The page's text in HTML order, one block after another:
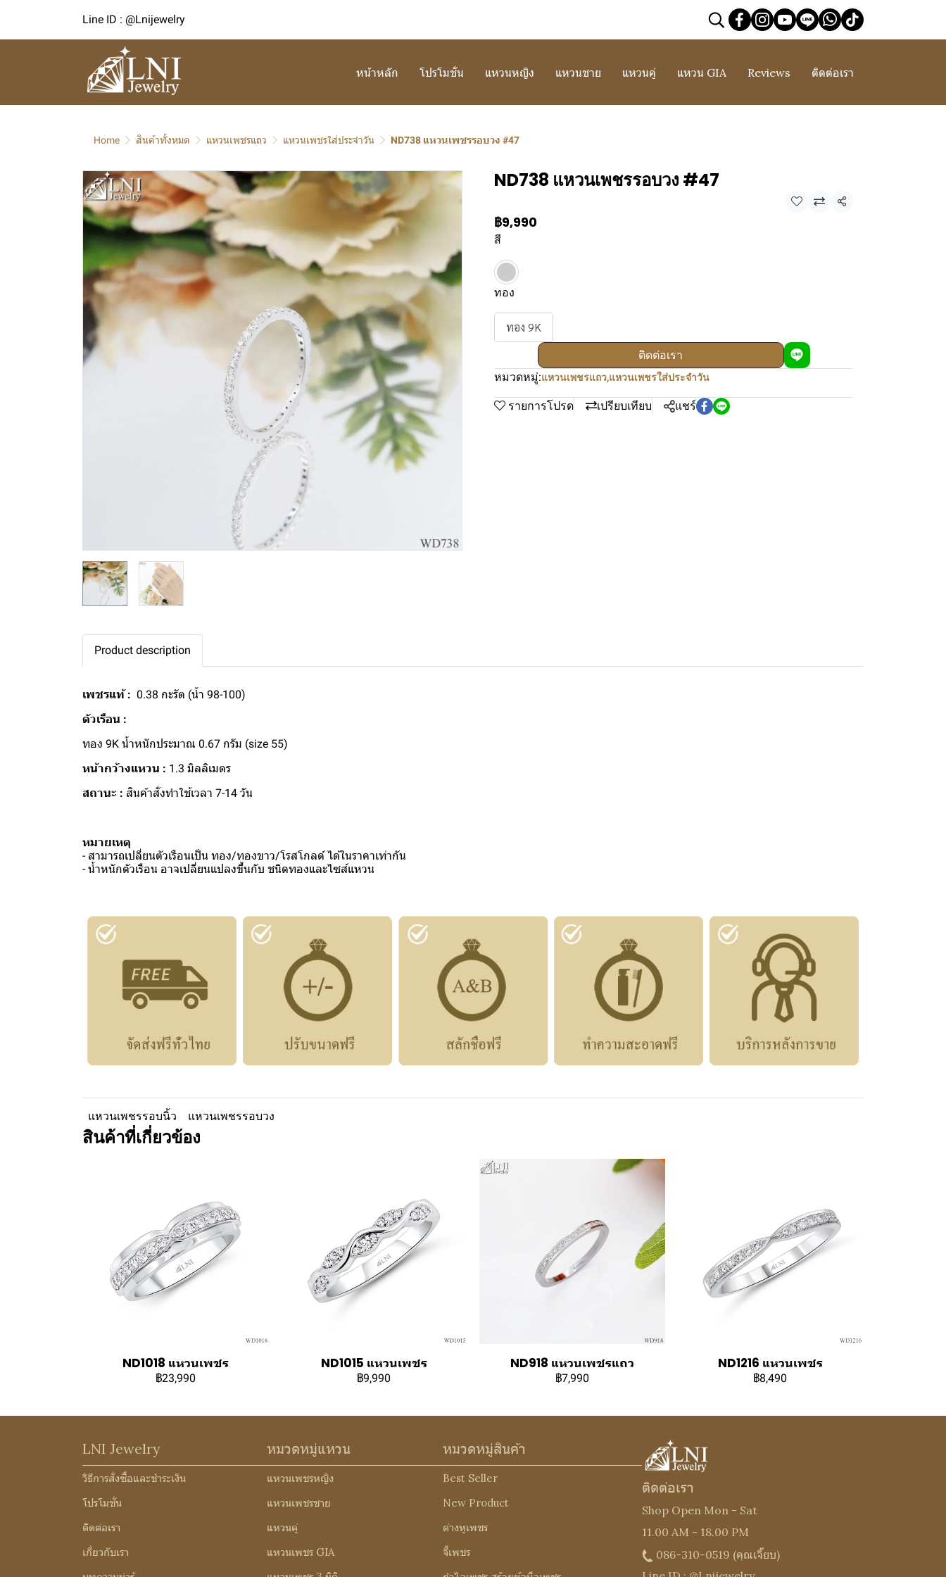
Line ID : @Lnijewelry
หน้าหลัก โปรโมชั่น แหวนหญิง แหวนชาย แหวนคู่ แหวน GIA Reviews ติดต่อเรา
Home สินค้าทั้งหมด แหวนเพชรแถว แหวนเพชรใส่ประจำวัน ND738 แหวนเพชรรอบวง #47
ND738 แหวนเพชรรอบวง #47
แชร์
฿9,990
สี
ทอง
ทอง 9K
ติดต่อเรา
หมวดหมู่:แหวนเพชรแถว,แหวนเพชรใส่ประจำวัน
รายการโปรด เปรียบเทียบ แชร์
Product description
เพชรแท้ : 0.38 กะรัต (น้ำ 98-100)
ตัวเรือน :
ทอง 9K น้ำหนักประมาณ 0.67 กรัม (size 55)
หน้ากว้างแหวน : 1.3 มิลลิเมตร
สถานะ : สินค้าสั่งทำใช้เวลา 7-14 วัน
หมายเหตุ
- สามารถเปลี่ยนตัวเรือนเป็น ทอง/ทองขาว/โรสโกลด์ ได้ในราคาเท่ากัน
- น้ำหนักตัวเรือน อาจเปลี่ยนแปลงขึ้นกับ ชนิดทองและไซส์แหวน
แหวนเพชรรอบนิ้ว แหวนเพชรรอบวง
สินค้าที่เกี่ยวข้อง
ND1018 แหวนเพชร
฿23,990
ND1015 แหวนเพชร
฿9,990
ND918 แหวนเพชรแถว
฿7,990
ND1216 แหวนเพชร
฿8,490
LNI Jewelry
วิธีการสั่งซื้อและชำระเงิน
โปรโมชั่น
ติดต่อเรา
เกี่ยวกับเรา
หมวดหมู่แหวน
แหวนเพชรหญิง
แหวนเพชรชาย
แหวนคู่
แหวนเพชร GIA
หมวดหมู่สินค้า
Best Seller
New Product
ต่างหูเพชร
จี้เพชร
ติดต่อเรา
Shop Open Mon - Sat
11.00 AM - 18.00 PM
086-310-0519 (คุณเจี๊ยบ)